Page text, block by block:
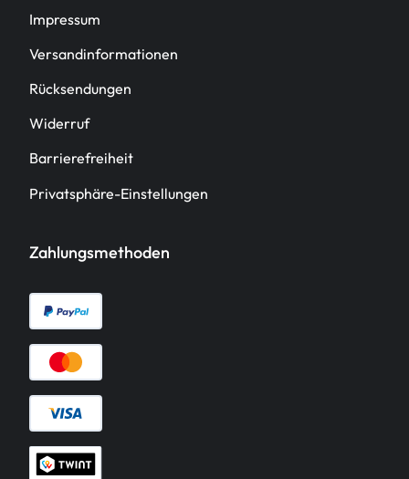
Impressum
Versandinformationen
Rücksendungen
Widerruf
Barrierefreiheit
Privatsphäre-Einstellungen
Zahlungsmethoden